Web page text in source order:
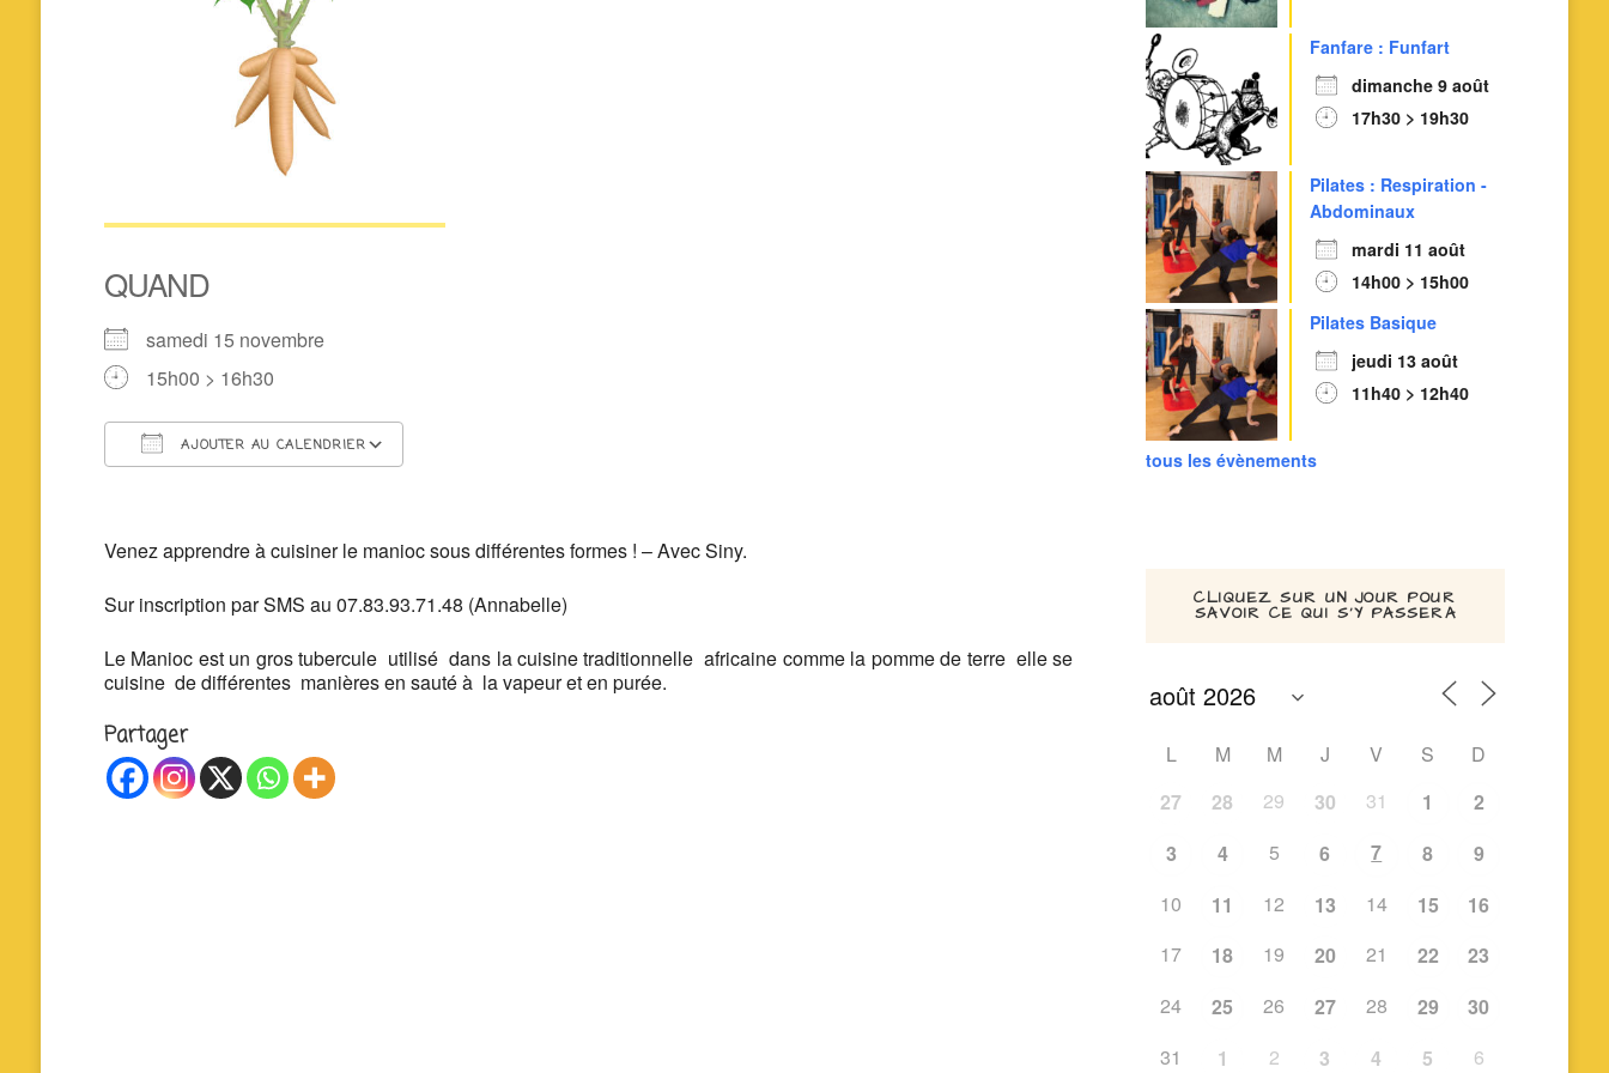
QUAND
samedi 15 novembre
15h00 > 16h30
AJOUTER AU CALENDRIER
Venez apprendre à cuisiner le manioc sous différentes formes! – Avec Siny.
Sur inscription par SMS au 07.83.93.71.48 (Annabelle)
Le Manioc est un gros tubercule utilisé dans la cuisine traditionnelle africaine comme la pomme de terre elle se
cuisine de différentes manières en sauté à la vapeur et en purée.
Partager
Fanfare : Funfart
dimanche 9 août
17h30 > 19h30
Pilates : Respiration -
Abdominaux
mardi 11 août
14h00 > 15h00
Pilates Basique
jeudi 13 août
11h40 > 12h40
tous les évènements
CLIQUEZ SUR UN JOUR POUR
SAVOIR CE QUI S’Y PASSERA
L M M J V S
D
27
28 29 30 31 1
2
3
4 5 6 7 8
9
10
11 12 13 14 15
16
17
18 19 20 21 22
23
24
25 26 27 28 29
30
31
1 2 3 4 5 6